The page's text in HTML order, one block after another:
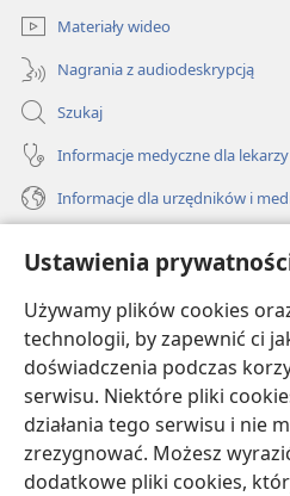
Ustawienia
Używamy plików cookies
technologii, by zapewnić ci
doświadczenia podczas
serwisu. Niektóre pliki
działania tego serwisu i nie
zrezygnować. Możesz
dodatkowe pliki cookies,
Materiały wideo
Nagrania z audiodeskrypcją
Szukaj
Informacje medyczne dla lekarzy
Informacje dla urzędników i
Darowizny
(opens
new
window)BIBLIOTEKA INTERNETOWA
(opens
new
window)JW Hub
(opens
new
window)JW Library